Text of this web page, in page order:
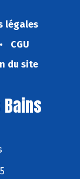
légales
CGU
du site